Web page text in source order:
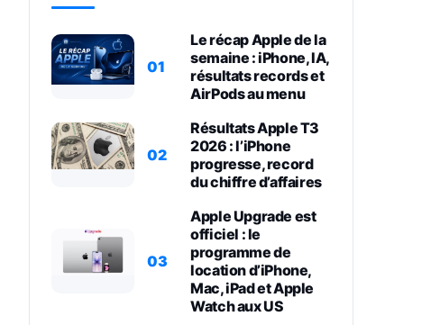
01
Le récap Apple de la
semaine : iPhone, IA,
résultats records et
AirPods au menu
02
Résultats Apple T3
2026 : l’iPhone
progresse, record
du chiffre d’affaires
03
Apple Upgrade est
officiel : le
programme de
location d’iPhone,
Mac, iPad et Apple
Watch aux US